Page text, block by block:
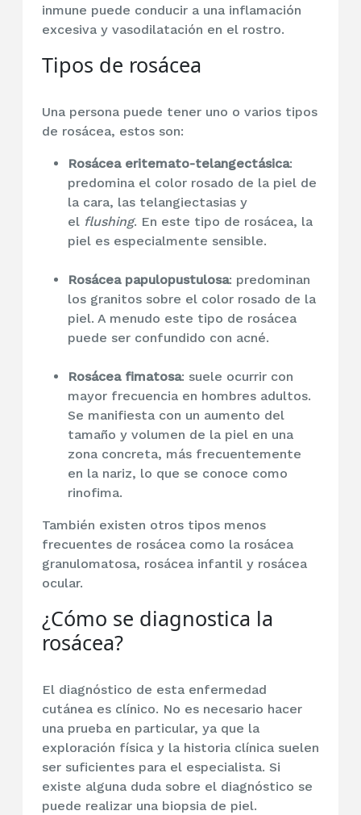
inmune puede conducir a una inflamación
excesiva y vasodilatación en el rostro.
Tipos de rosácea
Una persona puede tener uno o varios tipos
de rosácea, estos son:
Rosácea eritemato-telangectásica:
predomina el color rosado de la piel de
la cara, las telangiectasias y
el flushing. En este tipo de rosácea, la
piel es especialmente sensible.
Rosácea papulopustulosa: predominan
los granitos sobre el color rosado de la
piel. A menudo este tipo de rosácea
puede ser confundido con acné.
Rosácea fimatosa: suele ocurrir con
mayor frecuencia en hombres adultos.
Se manifiesta con un aumento del
tamaño y volumen de la piel en una
zona concreta, más frecuentemente
en la nariz, lo que se conoce como
rinofima.
También existen otros tipos menos
frecuentes de rosácea como la rosácea
granulomatosa, rosácea infantil y rosácea
ocular.
¿Cómo se diagnostica la
rosácea?
El diagnóstico de esta enfermedad
cutánea es clínico. No es necesario hacer
una prueba en particular, ya que la
exploración física y la historia clínica suelen
ser suficientes para el especialista. Si
existe alguna duda sobre el diagnóstico se
puede realizar una biopsia de piel.